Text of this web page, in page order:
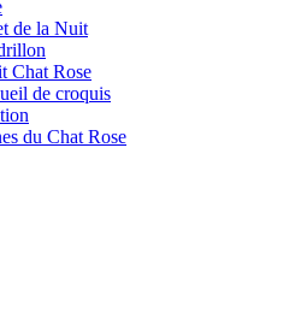
de la Nuit
Chat Rose
de croquis
du Chat Rose